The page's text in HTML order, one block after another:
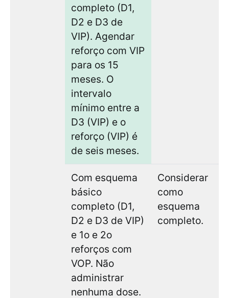
completo (D1,
D2 e D3 de
VIP). Agendar
reforço com VIP
para os 15
meses. O
intervalo
mínimo entre a
D3 (VIP) e o
reforço (VIP) é
de seis meses.
Com esquema
básico
completo (D1,
D2 e D3 de VIP)
e 1o e 2o
reforços com
VOP. Não
administrar
nenhuma dose.
Considerar
como
esquema
completo.